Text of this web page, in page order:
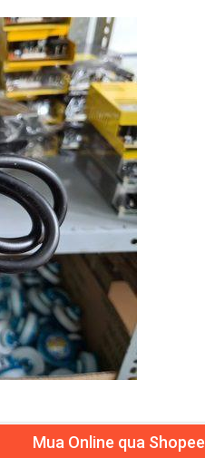
Mua Online qua Shopee